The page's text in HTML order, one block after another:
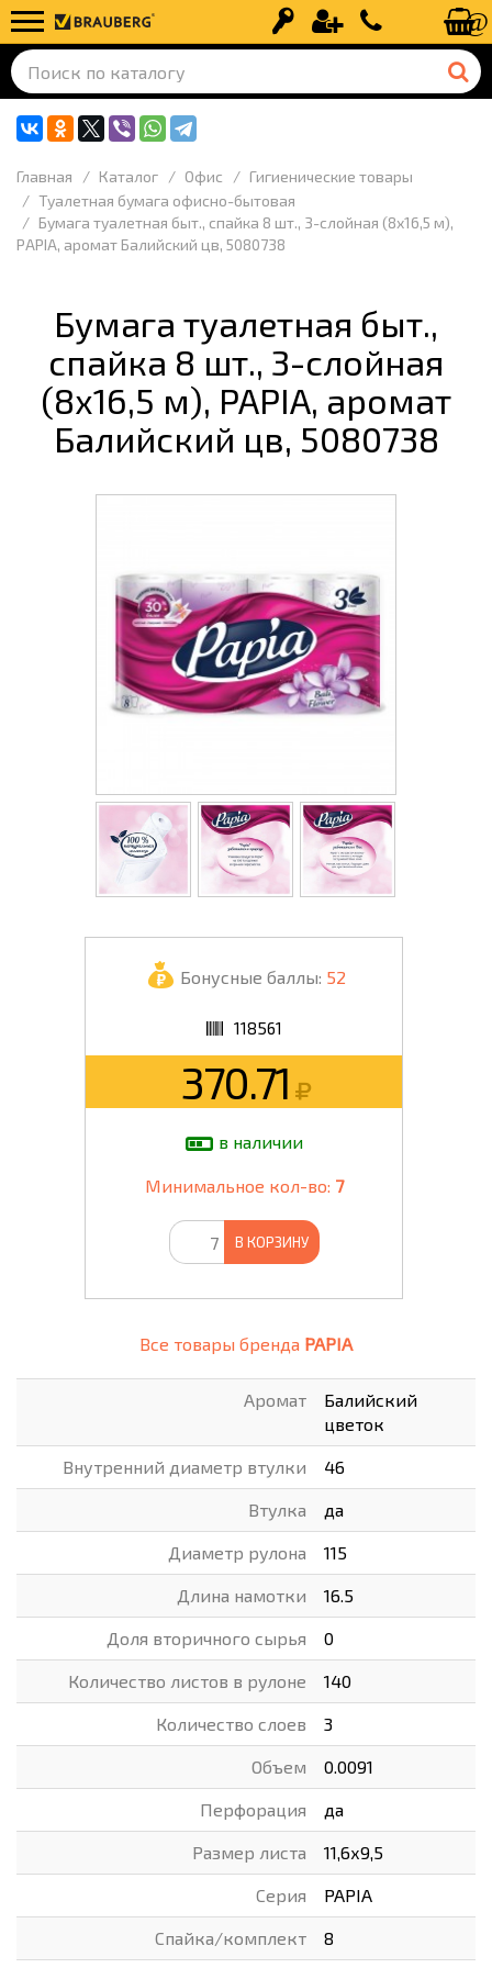
Вход Регистрация+7 (499) 110-
Главная Каталог Офис
Гигиенические товары
Туалетная бумага офисно-бытовая
Бумага туалетная быт., спайка 8 шт., 3-слойная (8х16,5 м),
PAPIA, аромат Балийский цв, 5080738
Бумага туалетная быт.,
спайка 8 шт., 3-слойная
(8х16,5 м), PAPIA, аромат
Балийский цв, 5080738
Бонусные баллы: 52
118561
370.71
в наличии
Минимальное кол-во: 7
В КОРЗИНУ
Все товары бренда PAPIA
Аромат
Балийский
цветок
Внутренний диаметр втулки 46
Втулка да
Диаметр рулона 115
Длина намотки 16.5
Доля вторичного сырья 0
Количество листов в рулоне 140
Количество слоев 3
Объем 0.0091
Перфорация да
Размер листа 11,6х9,5
Серия PAPIA
Спайка/комплект 8